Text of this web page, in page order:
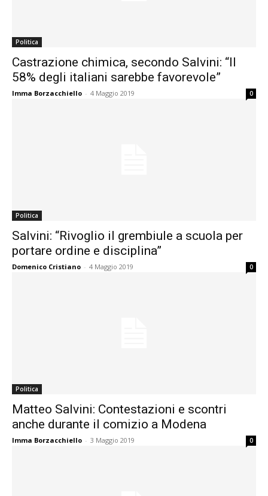
Politica
Castrazione chimica, secondo Salvini: “Il
58% degli italiani sarebbe favorevole”
Imma Borzacchiello - 4 Maggio 2019 0
Politica
Salvini: “Rivoglio il grembiule a scuola per
portare ordine e disciplina”
Domenico Cristiano - 4 Maggio 2019 0
Politica
Matteo Salvini: Contestazioni e scontri
anche durante il comizio a Modena
Imma Borzacchiello - 3 Maggio 2019 0